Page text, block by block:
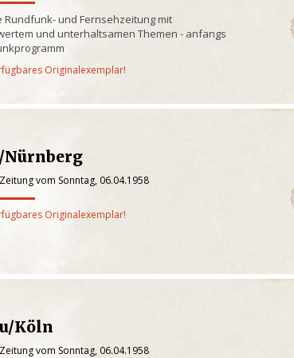
Rundfunk- und Fernsehzeitung mit
und unterhaltsamen Themen - anfangs
Originalexemplar!
Nürnberg
vom Sonntag, 06.04.1958
Originalexemplar!
Köln
vom Sonntag, 06.04.1958